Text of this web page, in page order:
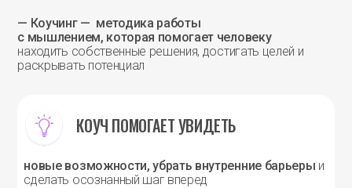
— Коучинг — методика работы
с мышлением, которая помогает человеку
находить собственные решения, достигать целей и
раскрывать потенциал
КОУЧ ПОМОГАЕТ УВИДЕТЬ
новые возможности, убрать внутренние барьеры и
сделать осознанный шаг вперед